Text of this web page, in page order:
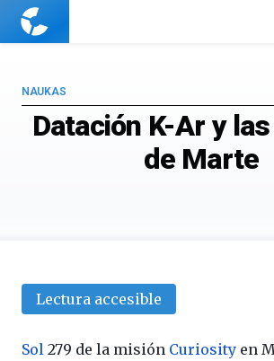
Cuaderno
Datación K-Ar y
de Marte
NAUKAS
Lectura accesible
Sol 279 de la misión Curiosity en